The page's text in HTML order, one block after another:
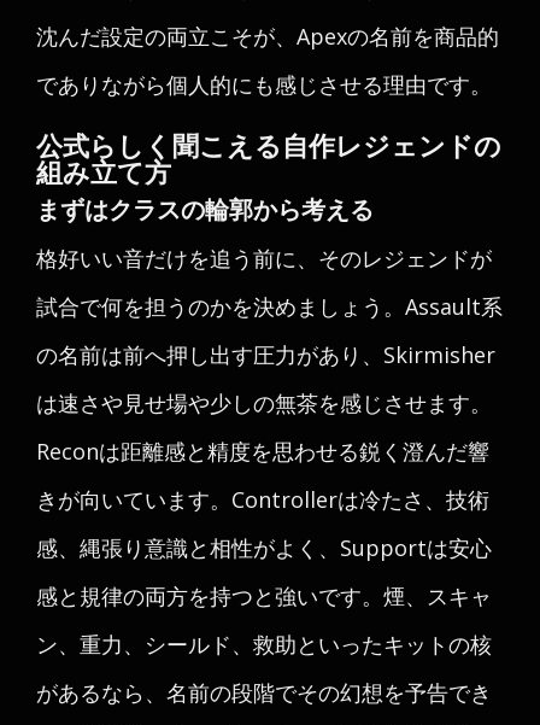
沈んだ設定の両立こそが、Apexの名前を商品的
でありながら個人的にも感じさせる理由です。
公式らしく聞こえる自作レジェンドの
組み立て方
まずはクラスの輪郭から考える
格好いい音だけを追う前に、そのレジェンドが
試合で何を担うのかを決めましょう。Assault系
の名前は前へ押し出す圧力があり、Skirmisher
は速さや見せ場や少しの無茶を感じさせます。
Reconは距離感と精度を思わせる鋭く澄んだ響
きが向いています。Controllerは冷たさ、技術
感、縄張り意識と相性がよく、Supportは安心
感と規律の両方を持つと強いです。煙、スキャ
ン、重力、シールド、救助といったキットの核
があるなら、名前の段階でその幻想を予告でき